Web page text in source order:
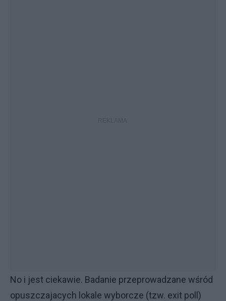
No i jest ciekawie. Badanie przeprowadzane wśród
opuszczajacych lokale wyborcze (tzw. exit poll)